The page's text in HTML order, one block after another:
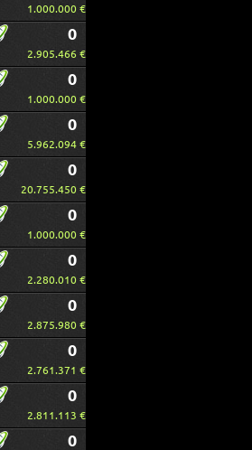
1.000.000 €
0
2.905.466 €
0
1.000.000 €
0
5.962.094 €
0
20.755.450 €
0
1.000.000 €
0
2.280.010 €
0
2.875.980 €
0
2.761.371 €
0
2.811.113 €
0